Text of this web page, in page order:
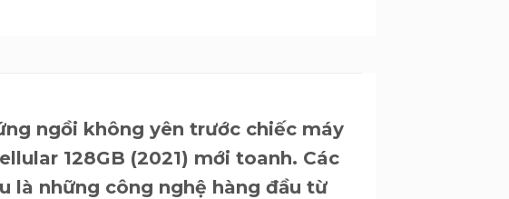
ngồi không yên trước chiếc máy
128GB (2021) mới toanh. Các
là những công nghệ hàng đầu từ